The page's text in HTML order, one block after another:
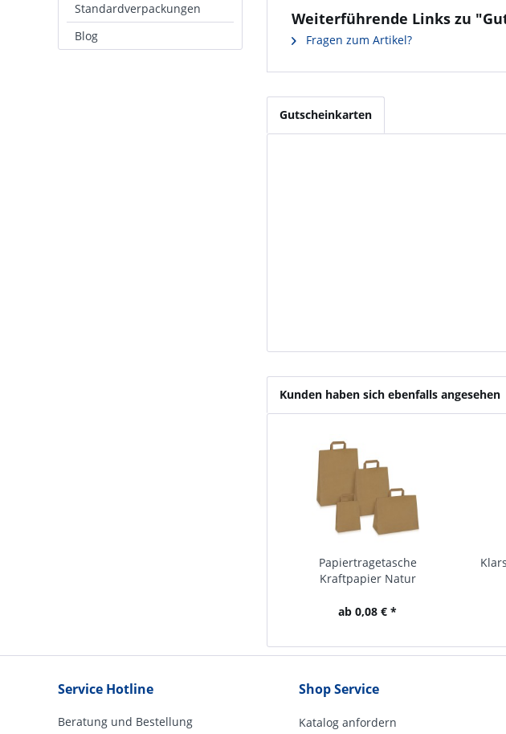
Standardverpackungen
Blog
Weiterführende Links zu
Fragen zum Artikel?
Gutscheinkarten
Kunden haben sich ebenfalls angesehen
Papiertragetasche
Kraftpapier Natur
ab 0,08 € *
Service Hotline
Beratung und Bestellung
Shop Service
Katalog anfordern